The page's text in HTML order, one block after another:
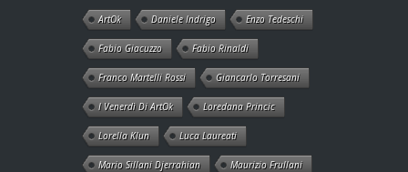
ArtOk Daniele Indrigo Enzo Tedeschi
Fabio Giacuzzo Fabio Rinaldi
Franco Martelli Rossi Giancarlo Torresani
I Venerdì Di ArtOk Loredana Princic
Lorella Klun Luca Laureati
Mario Sillani Djerrahian Maurizio Frullani